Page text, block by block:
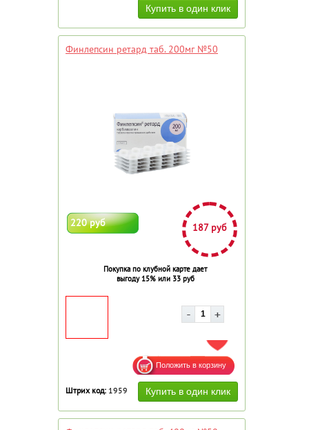
Финлепсин ретард таб. 200мг №50
220 руб 187 руб
Покупка по клубной карте дает
выгоду 15% или 33 руб
ДОБАВИТЬ В ИЗБРАННОЕ
Штрих код: 1959